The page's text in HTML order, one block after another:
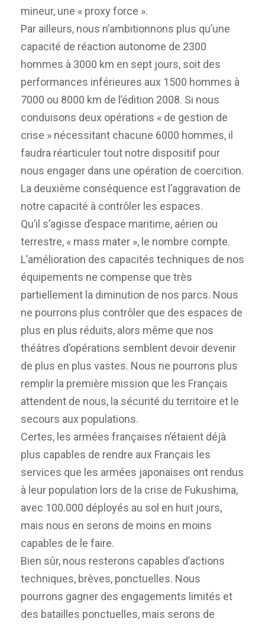
mineur, une « proxy force ».
Par ailleurs, nous n’ambitionnons plus qu’une
capacité de réaction autonome de 2300
hommes à 3000 km en sept jours, soit des
performances inférieures aux 1500 hommes à
7000 ou 8000 km de l’édition 2008. Si nous
conduisons deux opérations « de gestion de
crise » nécessitant chacune 6000 hommes, il
faudra réarticuler tout notre dispositif pour
nous engager dans une opération de coercition.
La deuxième conséquence est l’aggravation de
notre capacité à contrôler les espaces.
Qu’il s’agisse d’espace maritime, aérien ou
terrestre, « mass mater », le nombre compte.
L’amélioration des capacités techniques de nos
équipements ne compense que très
partiellement la diminution de nos parcs. Nous
ne pourrons plus contrôler que des espaces de
plus en plus réduits, alors même que nos
théâtres d’opérations semblent devoir devenir
de plus en plus vastes. Nous ne pourrons plus
remplir la première mission que les Français
attendent de nous, la sécurité du territoire et le
secours aux populations.
Certes, les armées françaises n’étaient déjà
plus capables de rendre aux Français les
services que les armées japonaises ont rendus
à leur population lors de la crise de Fukushima,
avec 100.000 déployés au sol en huit jours,
mais nous en serons de moins en moins
capables de le faire.
Bien sûr, nous resterons capables d’actions
techniques, brèves, ponctuelles. Nous
pourrons gagner des engagements limités et
des batailles ponctuelles, mais serons de